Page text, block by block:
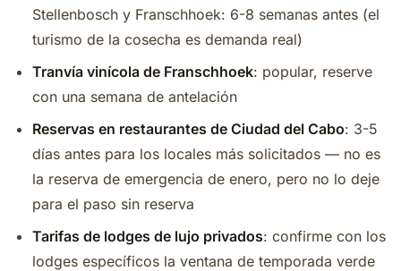
Stellenbosch y Franschhoek: 6-8 semanas antes (el
turismo de la cosecha es demanda real)
Tranvía vinícola de Franschhoek: popular, reserve
con una semana de antelación
Reservas en restaurantes de Ciudad del Cabo: 3-5
días antes para los locales más solicitados — no es
la reserva de emergencia de enero, pero no lo deje
para el paso sin reserva
Tarifas de lodges de lujo privados: confirme con los
lodges específicos la ventana de temporada verde